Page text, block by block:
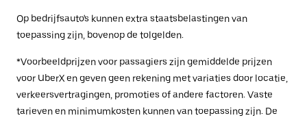
Op bedrijfsauto's kunnen extra staatsbelastingen van
toepassing zijn, bovenop de tolgelden.
*Voorbeeldprijzen voor passagiers zijn gemiddelde prijzen
voor UberX en geven geen rekening met variaties door locatie,
verkeersvertragingen, promoties of andere factoren. Vaste
tarieven en minimumkosten kunnen van toepassing zijn. De